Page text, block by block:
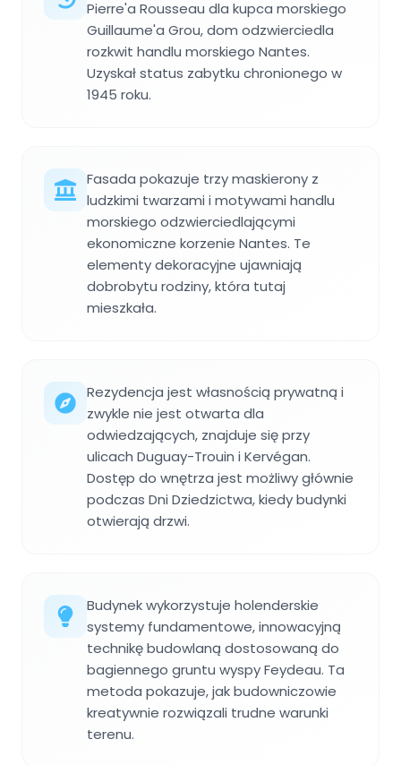
Pierre'a Rousseau dla kupca morskiego
Guillaume'a Grou, dom odzwierciedla
rozkwit handlu morskiego Nantes.
Uzyskał status zabytku chronionego w
1945 roku.
Fasada pokazuje trzy maskierony z
ludzkimi twarzami i motywami handlu
morskiego odzwierciedlającymi
ekonomiczne korzenie Nantes. Te
elementy dekoracyjne ujawniają
dobrobytu rodziny, która tutaj
mieszkała.
Rezydencja jest własnością prywatną i
zwykle nie jest otwarta dla
odwiedzających, znajduje się przy
ulicach Duguay-Trouin i Kervégan.
Dostęp do wnętrza jest możliwy głównie
podczas Dni Dziedzictwa, kiedy budynki
otwierają drzwi.
Budynek wykorzystuje holenderskie
systemy fundamentowe, innowacyjną
technikę budowlaną dostosowaną do
bagiennego gruntu wyspy Feydeau. Ta
metoda pokazuje, jak budowniczowie
kreatywnie rozwiązali trudne warunki
terenu.